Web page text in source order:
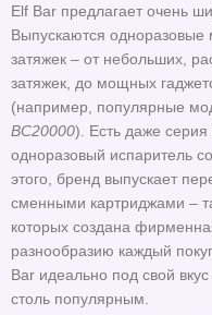
Elf Bar предлагает очень
Выпускаются одноразовые
затяжек – от небольших,
затяжек, до мощных
(например, популярные
BC20000). Есть даже серия
одноразовый испаритель
этого, бренд выпускает
сменными картриджами –
которых создана
разнообразию каждый
Bar идеально под свой
столь популярным.